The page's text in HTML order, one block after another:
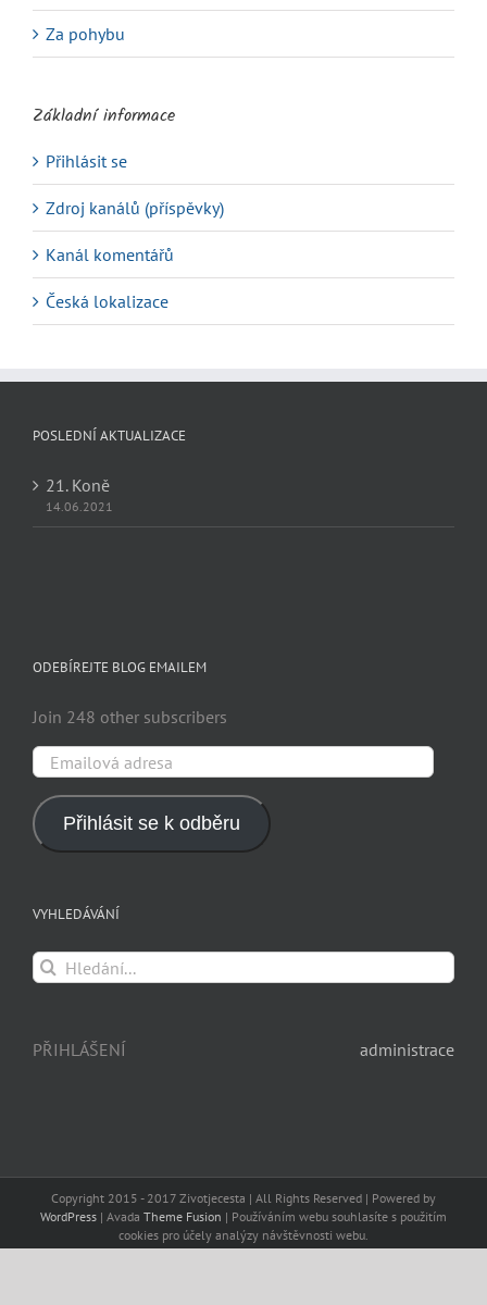
Za pohybu
Základní informace
Přihlásit se
Zdroj kanálů (příspěvky)
Kanál komentářů
Česká lokalizace
POSLEDNÍ AKTUALIZACE
21. Koně
14.06.2021
ODEBÍREJTE BLOG EMAILEM
Join 248 other subscribers
Emailová
adresa
Přihlásit se k odběru
VYHLEDÁVÁNÍ
Hledat:
PŘIHLÁŠENÍ administrace
Copyright 2015 - 2017 Zivotjecesta | All Rights Reserved | Powered by
WordPress | Avada Theme Fusion | Používáním webu souhlasíte s použitím
cookies pro účely analýzy návštěvnosti webu.